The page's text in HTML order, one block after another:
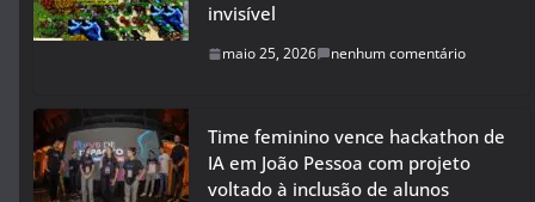
invisível
maio 25, 2026 nenhum comentário
Time feminino vence hackathon de
IA em João Pessoa com projeto
voltado à inclusão de alunos